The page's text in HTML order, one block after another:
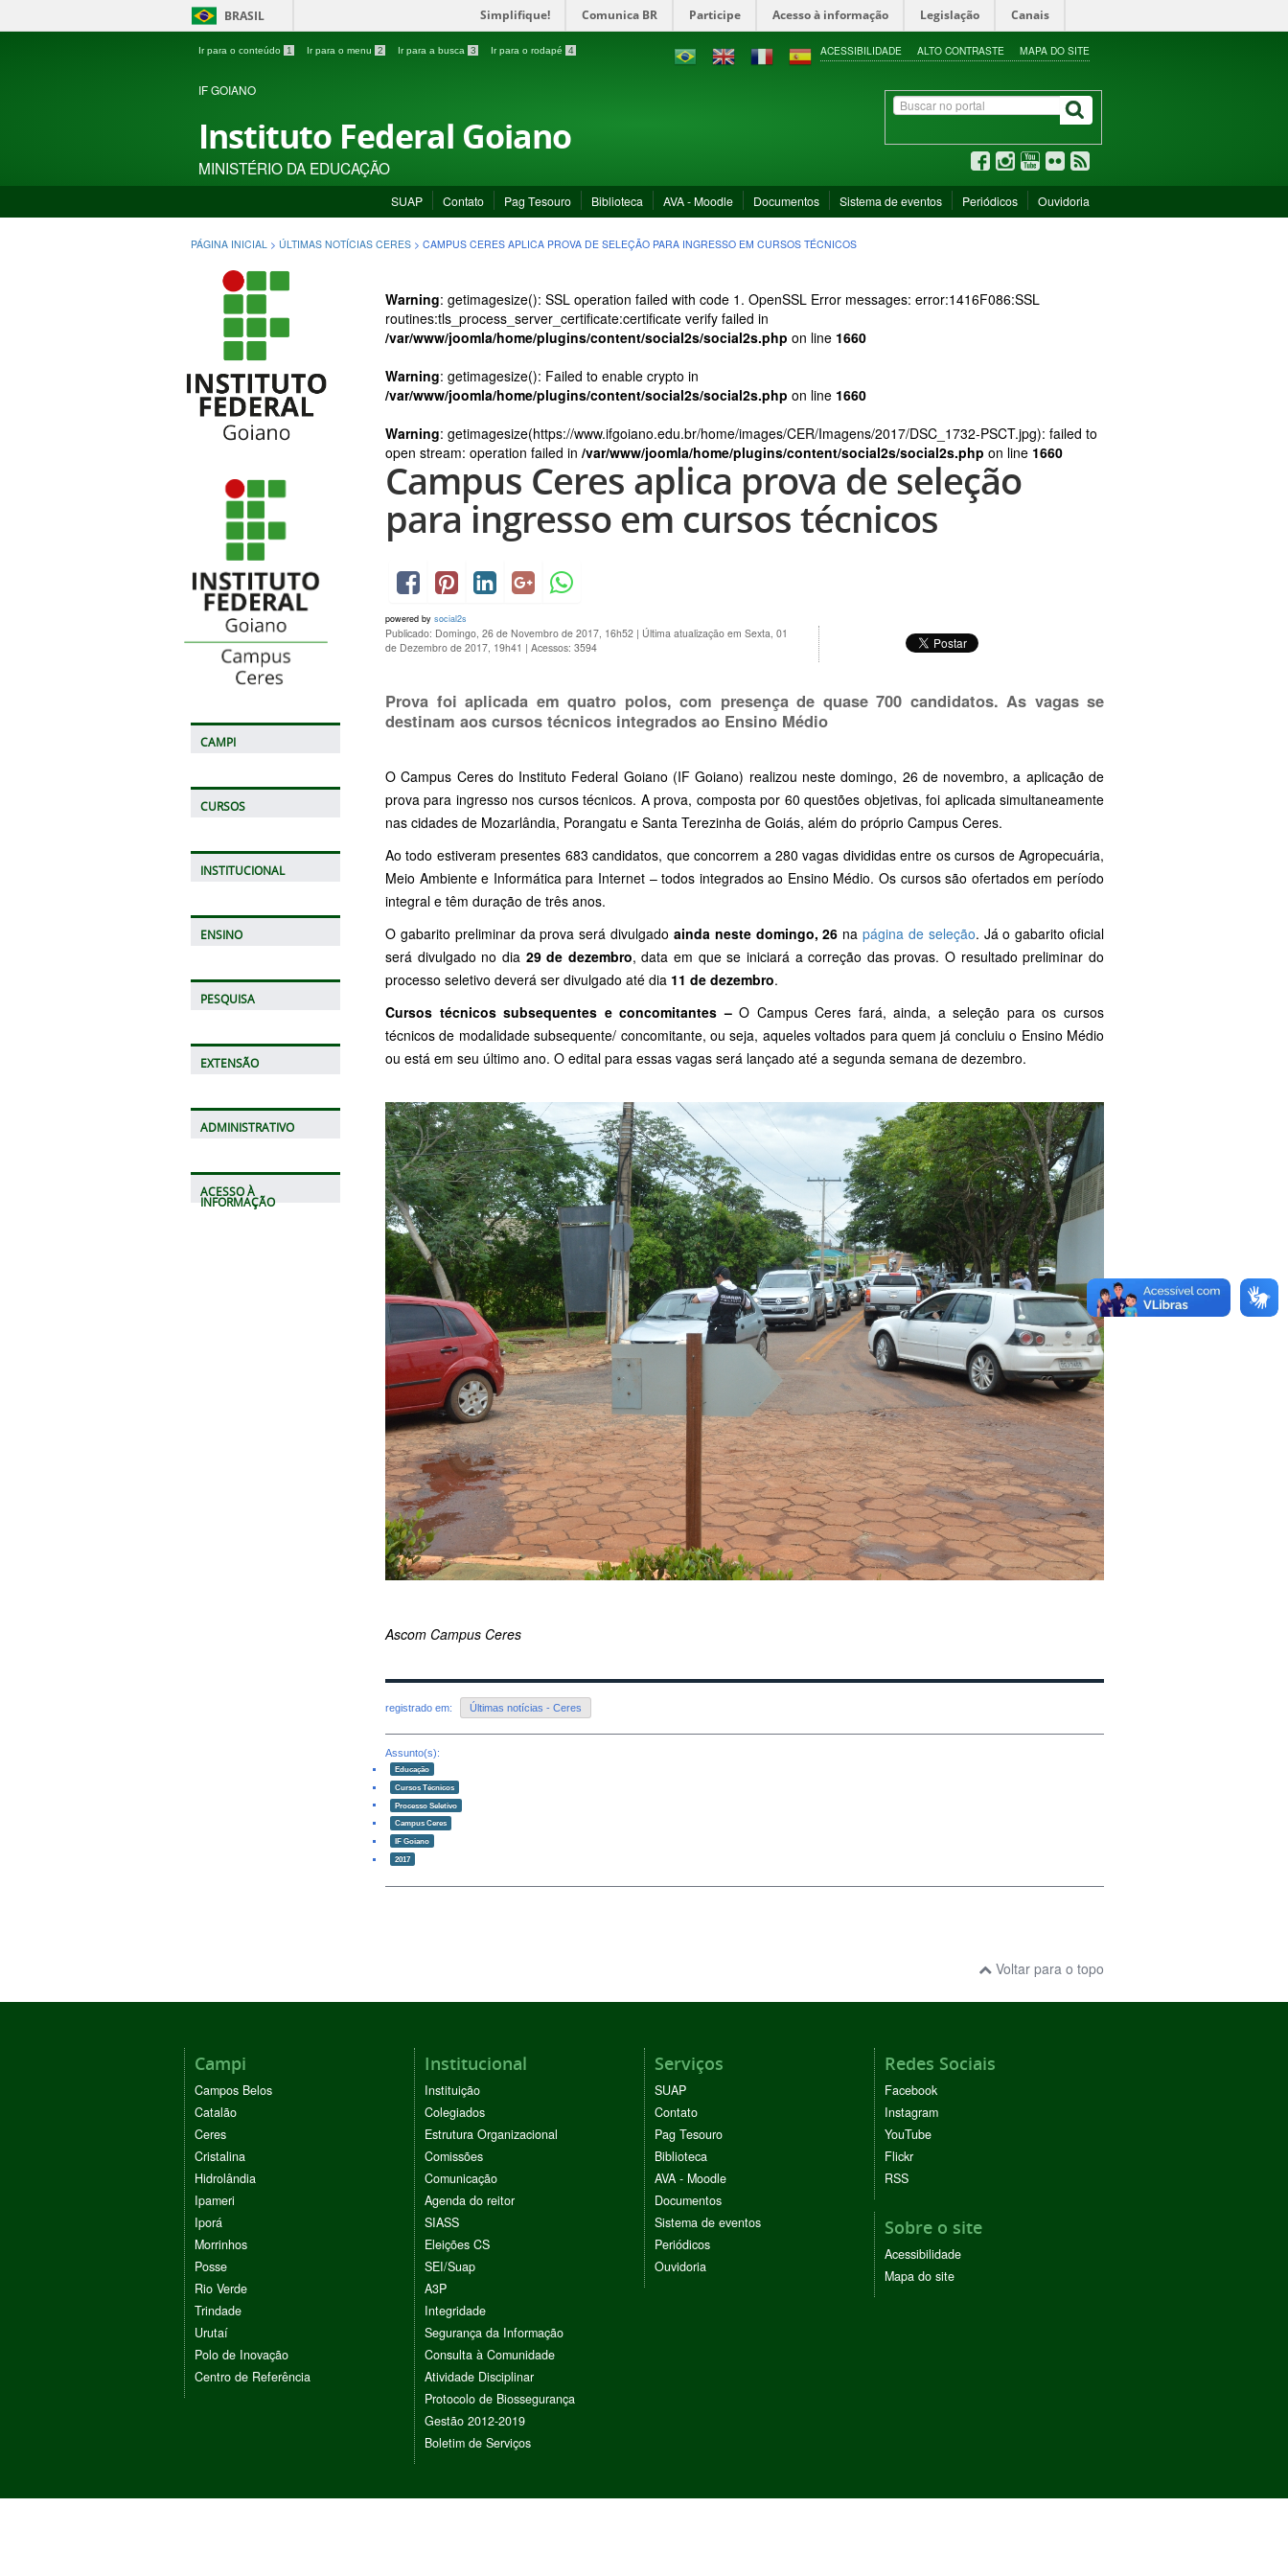
BRASIL Simplifique! Comunica BR Participe Acesso à informação Legislação Canais
Ir para o conteúdo 1 Ir para o menu 2 Ir para a busca 3 Ir para o rodapé 4 ACESSIBILIDADE ALTO CONTRASTE MAPA DO SITE
IF GOIANO
Instituto Federal Goiano
MINISTÉRIO DA EDUCAÇÃO
SUAP Contato Pag Tesouro Biblioteca AVA - Moodle Documentos Sistema de eventos Periódicos Ouvidoria
PÁGINA INICIAL > ÚLTIMAS NOTÍCIAS CERES > CAMPUS CERES APLICA PROVA DE SELEÇÃO PARA INGRESSO EM CURSOS TÉCNICOS
CAMPI
CURSOS
INSTITUCIONAL
ENSINO
PESQUISA
EXTENSÃO
ADMINISTRATIVO
ACESSO À
INFORMAÇÃO
Warning: getimagesize(): SSL operation failed with code 1. OpenSSL Error messages: error:1416F086:SSL
routines:tls_process_server_certificate:certificate verify failed in
/var/www/joomla/home/plugins/content/social2s/social2s.php on line 1660
Warning: getimagesize(): Failed to enable crypto in
/var/www/joomla/home/plugins/content/social2s/social2s.php on line 1660
Warning: getimagesize(https://www.ifgoiano.edu.br/home/images/CER/Imagens/2017/DSC_1732-PSCT.jpg): failed to
open stream: operation failed in /var/www/joomla/home/plugins/content/social2s/social2s.php on line 1660
Campus Ceres aplica prova de seleção
para ingresso em cursos técnicos
powered by social2s
Publicado: Domingo, 26 de Novembro de 2017, 16h52 | Última atualização em Sexta, 01
de Dezembro de 2017, 19h41 | Acessos: 3594
Prova foi aplicada em quatro polos, com presença de quase 700 candidatos. As vagas se
destinam aos cursos técnicos integrados ao Ensino Médio
O Campus Ceres do Instituto Federal Goiano (IF Goiano) realizou neste domingo, 26 de novembro, a aplicação de
prova para ingresso nos cursos técnicos. A prova, composta por 60 questões objetivas, foi aplicada simultaneamente
nas cidades de Mozarlândia, Porangatu e Santa Terezinha de Goiás, além do próprio Campus Ceres.
Ao todo estiveram presentes 683 candidatos, que concorrem a 280 vagas divididas entre os cursos de Agropecuária,
Meio Ambiente e Informática para Internet – todos integrados ao Ensino Médio. Os cursos são ofertados em período
integral e têm duração de três anos.
O gabarito preliminar da prova será divulgado ainda neste domingo, 26 napágina de seleção. Já o gabarito oficial
será divulgado no dia 29 de dezembro, data em que se iniciará a correção das provas. O resultado preliminar do
processo seletivo deverá ser divulgado até dia 11 de dezembro.
Cursos técnicos subsequentes e concomitantes –O Campus Ceres fará, ainda, a seleção para os cursos
técnicos de modalidade subsequente/ concomitante, ou seja, aqueles voltados para quem já concluiu o Ensino Médio
ou está em seu último ano. O edital para essas vagas será lançado até a segunda semana de dezembro.
Ascom Campus Ceres
registrado em: Últimas notícias - Ceres
Assunto(s):
Educação
Cursos Técnicos
Processo Seletivo
Campus Ceres
IF Goiano
2017
Voltar para o topo
Campi
Campos Belos
Catalão
Ceres
Cristalina
Hidrolândia
Ipameri
Iporá
Morrinhos
Posse
Rio Verde
Trindade
Urutaí
Polo de Inovação
Centro de Referência
Institucional
Instituição
Colegiados
Estrutura Organizacional
Comissões
Comunicação
Agenda do reitor
SIASS
Eleições CS
SEI/Suap
A3P
Integridade
Segurança da Informação
Consulta à Comunidade
Atividade Disciplinar
Protocolo de Biossegurança
Gestão 2012-2019
Boletim de Serviços
Serviços
SUAP
Contato
Pag Tesouro
Biblioteca
AVA - Moodle
Documentos
Sistema de eventos
Periódicos
Ouvidoria
Redes Sociais
Facebook
Instagram
YouTube
Flickr
RSS
Sobre o site
Acessibilidade
Mapa do site